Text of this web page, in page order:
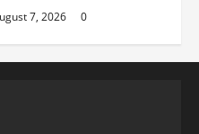
7, 2026 0